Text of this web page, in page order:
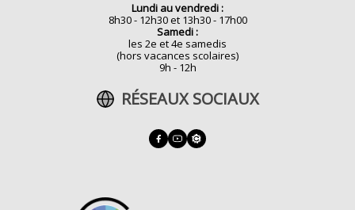
Lundi au vendredi :
8h30 - 12h30 et 13h30 - 17h00
Samedi :
les 2e et 4e samedis
(hors vacances scolaires)
9h - 12h
RÉSEAUX SOCIAUX